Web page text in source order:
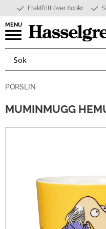
Meny
Fraktfritt över 800kr
PORSLIN
MUMINMUGG